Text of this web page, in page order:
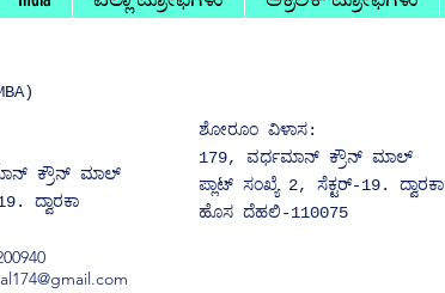
ಕ್ರೌನ್ ಮಾಲ್
ದ್ವಾರಕಾ
ಶೋರೂಂ ವಿಳಾಸ:
179, ವರ್ಧಮಾನ್ ಕ್ರೌನ್ ಮಾಲ್
ಪ್ಲಾಟ್ ಸಂಖ್ಯೆ 2, ಸೆಕ್ಟರ್-19. ದ್ವಾರಕಾ
ಹೊಸ ದೆಹಲಿ-110075